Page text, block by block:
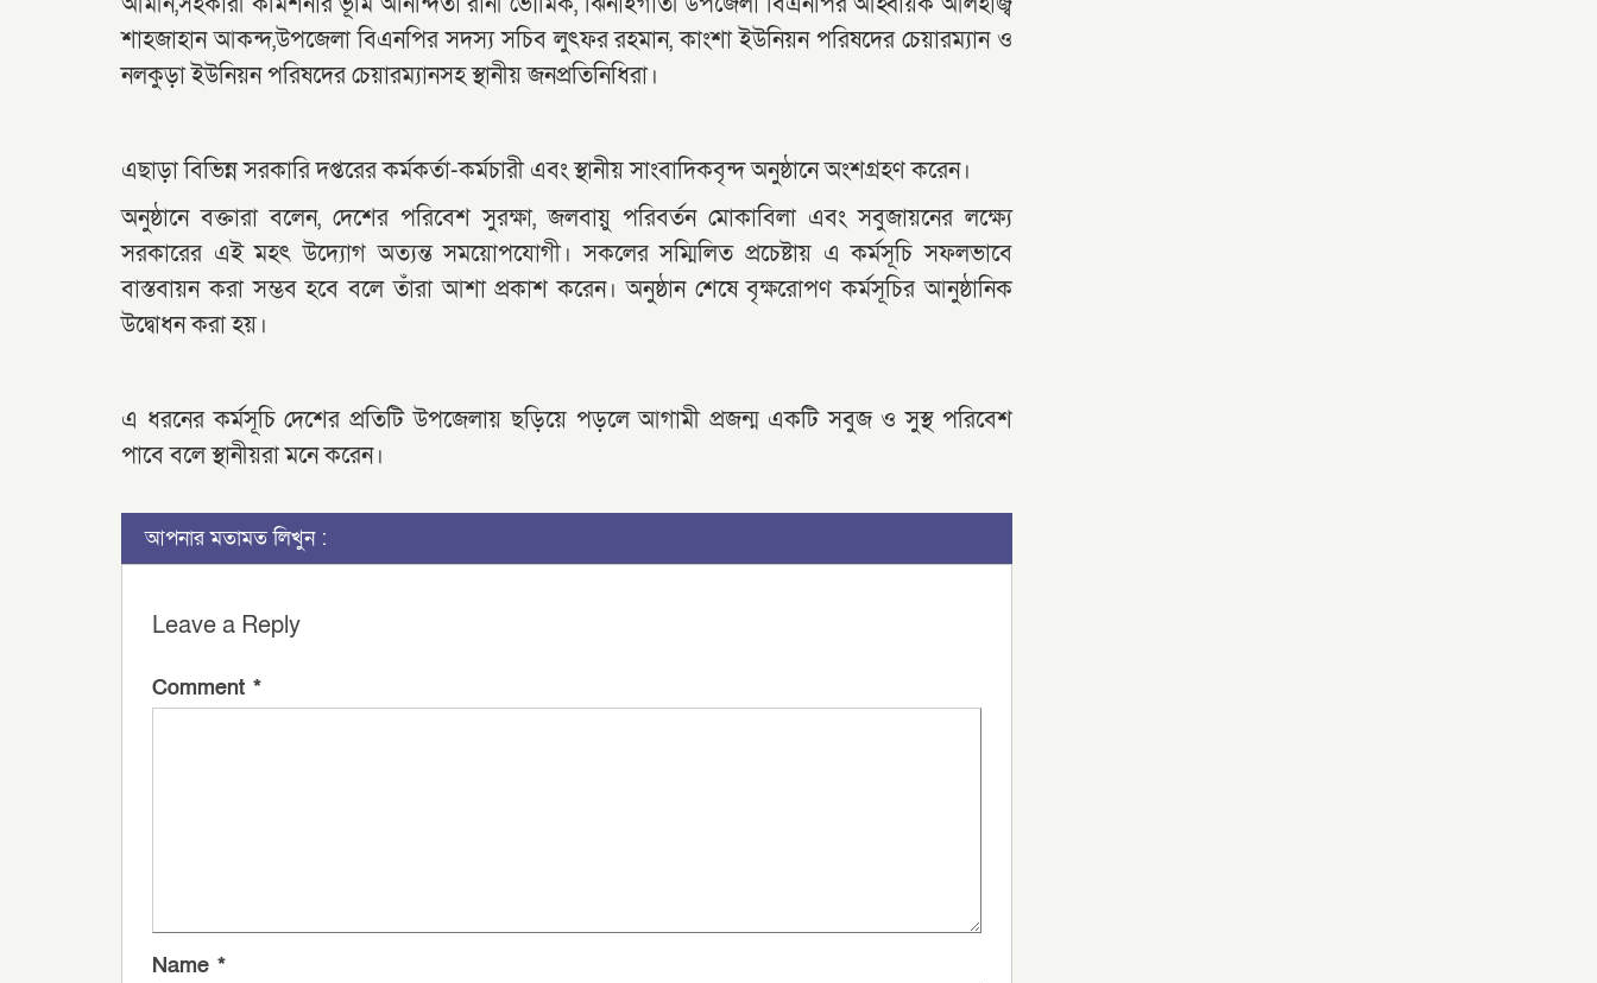
শাহজাহান আকন্দ,উপজেলা বিএনপির সদস্য সচিব লুৎফর রহমান, কাংশা ইউনিয়ন পরিষদের চেয়ারম্যান ও
নলকুড়া ইউনিয়ন পরিষদের চেয়ারম্যানসহ স্থানীয় জনপ্রতিনিধিরা।
এছাড়া বিভিন্ন সরকারি দপ্তরের কর্মকর্তা-কর্মচারী এবং স্থানীয় সাংবাদিকবৃন্দ অনুষ্ঠানে অংশগ্রহণ করেন।
অনুষ্ঠানে বক্তারা বলেন, দেশের পরিবেশ সুরক্ষা, জলবায়ু পরিবর্তন মোকাবিলা এবং সবুজায়নের লক্ষ্যে
সরকারের এই মহৎ উদ্যোগ অত্যন্ত সময়োপযোগী। সকলের সম্মিলিত প্রচেষ্টায় এ কর্মসূচি সফলভাবে
বাস্তবায়ন করা সম্ভব হবে বলে তাঁরা আশা প্রকাশ করেন। অনুষ্ঠান শেষে বৃক্ষরোপণ কর্মসূচির আনুষ্ঠানিক
উদ্বোধন করা হয়।
এ ধরনের কর্মসূচি দেশের প্রতিটি উপজেলায় ছড়িয়ে পড়লে আগামী প্রজন্ম একটি সবুজ ও সুস্থ পরিবেশ
পাবে বলে স্থানীয়রা মনে করেন।
আপনার মতামত লিখুন :
Leave a Reply
Comment *
Name *